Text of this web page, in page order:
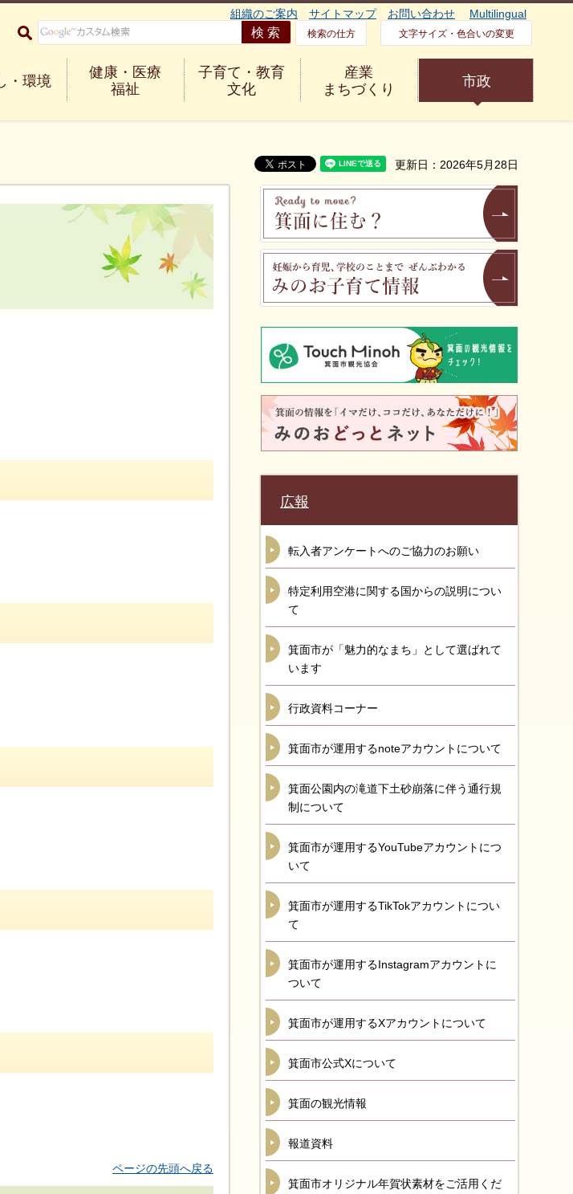
組織のご案内 サイトマップ お問い合わせ Multilingual
検索の仕方 文字サイズ・色合いの変更
・環境
健康・医療
福祉
子育て・教育
文化
産業
まちづくり
市政
更新日：2026年5月28日
ページの先頭へ戻る
広報
転入者アンケートへのご協力のお願い
特定利用空港に関する国からの説明につい
て
箕面市が「魅力的なまち」として選ばれて
います
行政資料コーナー
箕面市が運用するnoteアカウントについて
箕面公園内の滝道下土砂崩落に伴う通行規
制について
箕面市が運用するYouTubeアカウントにつ
いて
箕面市が運用するTikTokアカウントについ
て
箕面市が運用するInstagramアカウントに
ついて
箕面市が運用するXアカウントについて
箕面市公式Xについて
箕面の観光情報
報道資料
箕面市オリジナル年賀状素材をご活用くだ